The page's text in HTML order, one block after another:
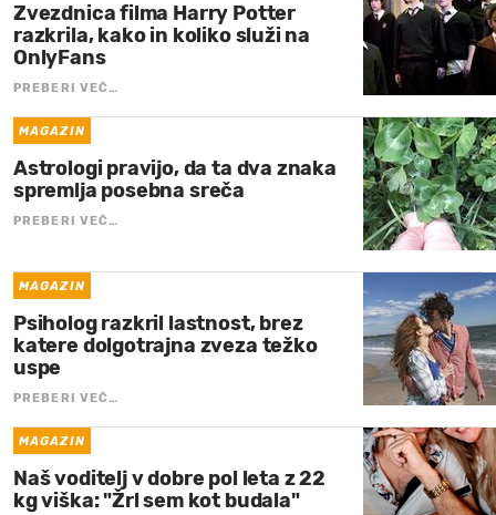
Zvezdnica filma Harry Potter
razkrila, kako in koliko služi na
OnlyFans
PREBERI VEČ…
MAGAZIN
Astrologi pravijo, da ta dva znaka
spremlja posebna sreča
PREBERI VEČ…
MAGAZIN
Psiholog razkril lastnost, brez
katere dolgotrajna zveza težko
uspe
PREBERI VEČ…
MAGAZIN
Naš voditelj v dobre pol leta z 22
kg viška: "Žrl sem kot budala"